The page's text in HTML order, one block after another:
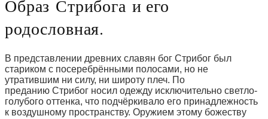
Образ Стрибога и его
родословная.
В представлении древних славян бог Стрибог был
стариком с посеребрёнными полосами, но не
утратившим ни силу, ни широту плеч. По
преданию Стрибог носил одежду исключительно светло-
голубого оттенка, что подчёркивало его принадлежность
к воздушному пространству. Оружием этому божеству